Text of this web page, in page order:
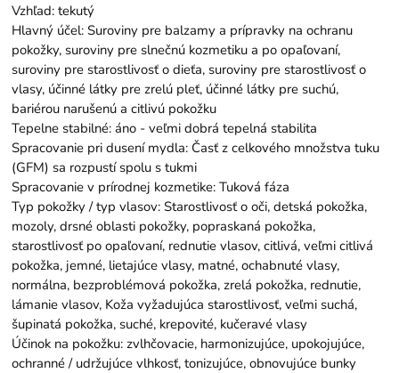
Vzhľad: tekutý
Hlavný účel: Suroviny pre balzamy a prípravky na ochranu
pokožky, suroviny pre slnečnú kozmetiku a po opaľovaní,
suroviny pre starostlivosť o dieťa, suroviny pre starostlivosť o
vlasy, účinné látky pre zrelú pleť, účinné látky pre suchú,
bariérou narušenú a citlivú pokožku
Tepelne stabilné: áno - veľmi dobrá tepelná stabilita
Spracovanie pri dusení mydla: Časť z celkového množstva tuku
(GFM) sa rozpustí spolu s tukmi
Spracovanie v prírodnej kozmetike: Tuková fáza
Typ pokožky / typ vlasov: Starostlivosť o oči, detská pokožka,
mozoly, drsné oblasti pokožky, popraskaná pokožka,
starostlivosť po opaľovaní, rednutie vlasov, citlivá, veľmi citlivá
pokožka, jemné, lietajúce vlasy, matné, ochabnuté vlasy,
normálna, bezproblémová pokožka, zrelá pokožka, rednutie,
lámanie vlasov, Koža vyžadujúca starostlivosť, veľmi suchá,
šupinatá pokožka, suché, krepovité, kučeravé vlasy
Účinok na pokožku: zvlhčovacie, harmonizujúce, upokojujúce,
ochranné / udržujúce vlhkosť, tonizujúce, obnovujúce bunky